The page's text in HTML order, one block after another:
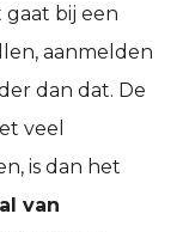
bij een
aanmelden
dan dat. De
veel
is dan het
van